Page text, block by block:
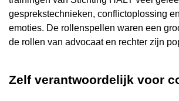
gesprekstechnieken, conflictoplossing
emoties. De rollenspellen waren een
de rollen van advocaat en rechter zijn
Zelf verantwoordelijk voor